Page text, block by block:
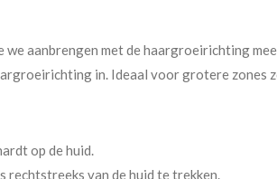
aanbrengen met de haargroeirichting
in. Ideaal voor grotere zones
op de huid.
rechtstreeks van de huid te trekken.